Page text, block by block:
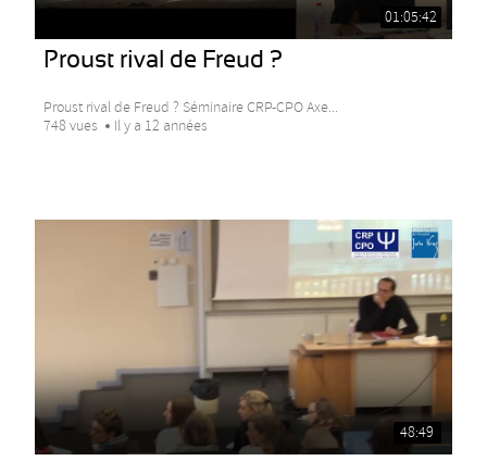
01:05:42
Proust rival de Freud ?
Proust rival de Freud ? Séminaire CRP-CPO Axe...
748 vues
Il y a 12 années
48:49